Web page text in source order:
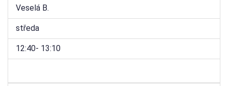
Veselá B.
středa
12:40- 13:10